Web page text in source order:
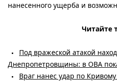
нанесенного ущерба и
Читайте
Под вражеской атакой
Днепропетровщины: в ОВА
Враг нанес удар по